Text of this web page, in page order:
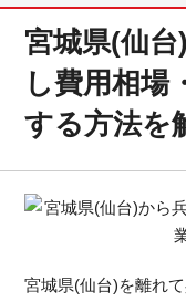
宮城県(仙
し費用相場
する方法を
宮城県(仙台)を離れ